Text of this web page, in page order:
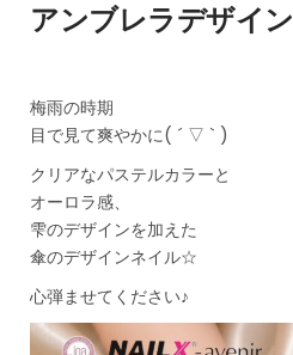
アンブレラデザイン
梅雨の時期
目で見て爽やかに( ´ ▽ ` )
クリアなパステルカラーと
オーロラ感、
雫のデザインを加えた
傘のデザインネイル☆
心弾ませてください♪